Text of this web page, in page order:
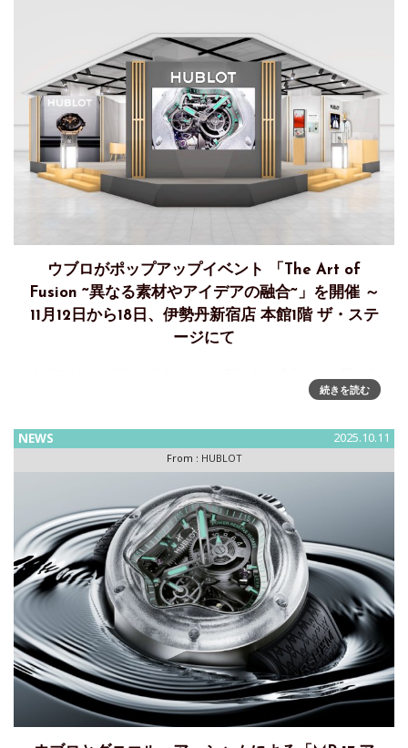
ウブロがポップアップイベント 「The Art of
Fusion ~異なる素材やアイデアの融合~」を開催 ～
11月12日から18日、伊勢丹新宿店 本館1階 ザ・ステ
ージにて
素材やアイデアの融合~」を開催～2025年 11月12日（水）～
ロは、2025年11月12日(水
続きを読む
NEWS 2025.10.11
From : HUBLOT